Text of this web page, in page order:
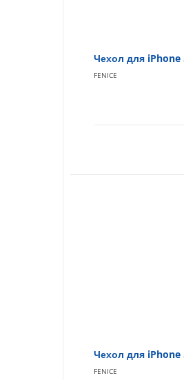
Чехол для iPhone
FENICE
Чехол для iPhone
FENICE